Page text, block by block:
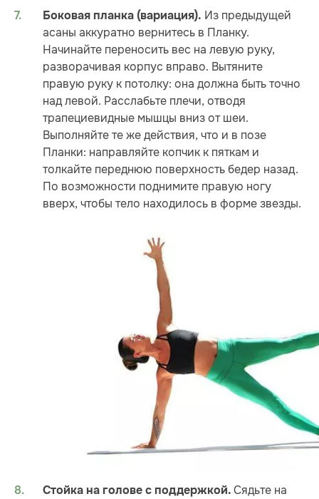
Боковая планка (вариация). Из предыдущей
асаны аккуратно вернитесь в Планку.
Начинайте переносить вес на левую руку,
разворачивая корпус вправо. Вытяните
правую руку к потолку: она должна быть точно
над левой. Расслабьте плечи, отводя
трапециевидные мышцы вниз от шеи.
Выполняйте те же действия, что и в позе
Планки: направляйте копчик к пяткам и
толкайте переднюю поверхность бедер назад.
По возможности поднимите правую ногу
вверх, чтобы тело находилось в форме звезды.
Стойка на голове с поддержкой. Сядьте на